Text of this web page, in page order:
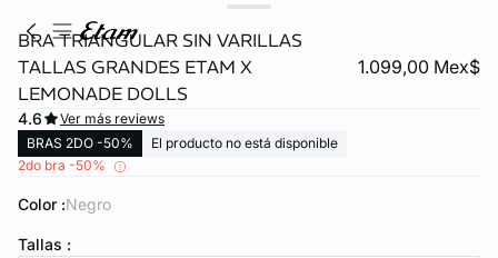
DE PANTIES
BRA TRIANGULAR SIN VARILLAS
TALLAS GRANDES ETAM X
LEMONADE DOLLS
1.099,00 Mex$
4.6
Ver más reviews
BRAS 2DO -50%
El producto no está disponible
2do bra -50%
Color : negro
Tallas :